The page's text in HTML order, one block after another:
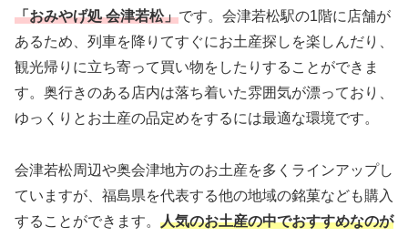
「おみやげ処 会津若松」です。会津若松駅の1階に店舗が
あるため、列車を降りてすぐにお土産探しを楽しんだり、
観光帰りに立ち寄って買い物をしたりすることができま
す。奥行きのある店内は落ち着いた雰囲気が漂っており、
ゆっくりとお土産の品定めをするには最適な環境です。
会津若松周辺や奥会津地方のお土産を多くラインアップし
ていますが、福島県を代表する他の地域の銘菓なども購入
することができます。 人気のお土産の中でおすすめなのが